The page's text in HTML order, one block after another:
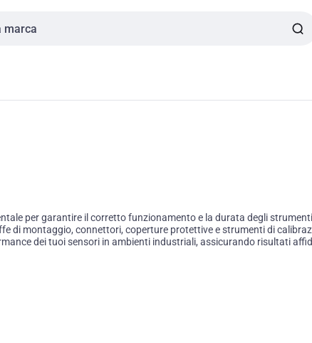
per garantire il corretto funzionamento e la durata degli
di montaggio, connettori, coperture protettive e strumenti di
dei tuoi sensori in ambienti industriali, assicurando risultati